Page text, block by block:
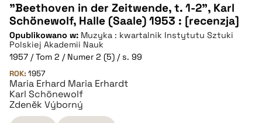
CZYSTY TEKST
pobierz cytat
BIBTEX
"Beethoven in der Zeitwende, t. 1-2", Karl
Schönewolf, Halle (Saale) 1953 : [recenzja]
Opublikowano w: Muzyka : kwartalnik Instytutu Sztuki
Polskiej Akademii Nauk
1957 / Tom 2 / Numer 2 (5) / s. 99
ROK: 1957
Maria Erhard Maria Erhardt
Karl Schönewolf
Zdeněk Výborný